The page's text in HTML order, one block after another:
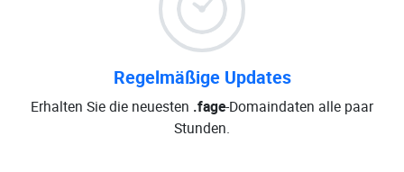
Regelmäßige Updates
Erhalten Sie die neuesten .fage-Domaindaten alle paar
Stunden.